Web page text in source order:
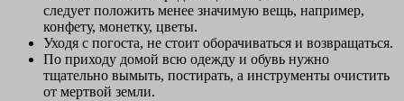
следует положить менее значимую вещь, например,
конфету, монетку, цветы.
Уходя с погоста, не стоит оборачиваться и возвращаться.
По приходу домой всю одежду и обувь нужно
тщательно вымыть, постирать, а инструменты очистить
от мертвой земли.